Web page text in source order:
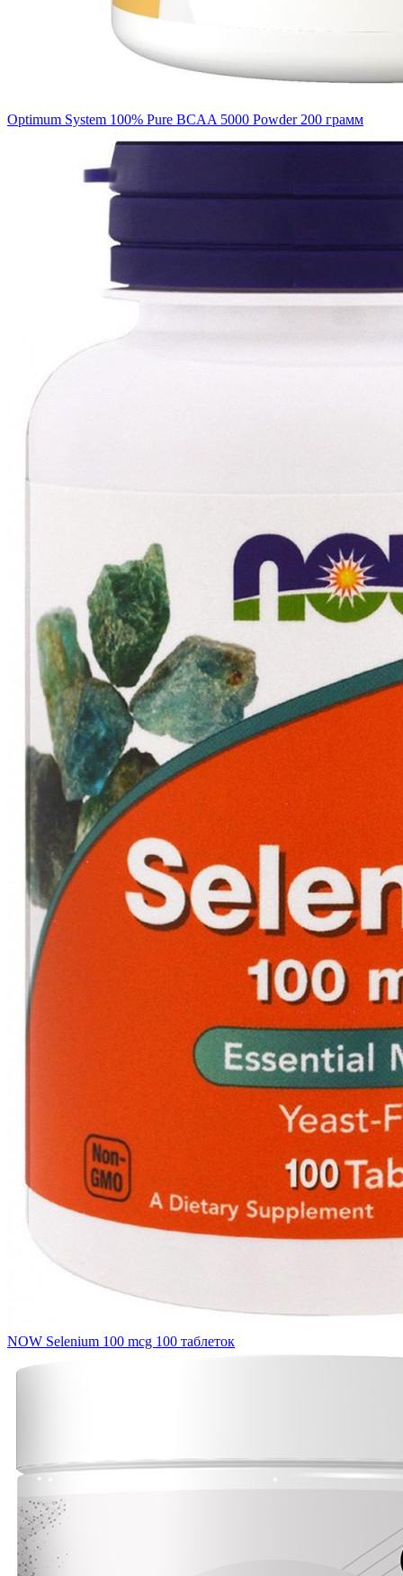
Optimum System 100% Pure BCAA 5000 Powder 200 грамм
NOW Selenium 100 mcg 100 таблеток